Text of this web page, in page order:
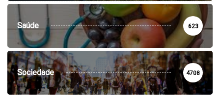
Saúde 623
Sociedade 4708